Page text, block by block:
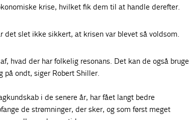
krise, hvilket fik dem til at handle derefter.
slet ikke sikkert, at krisen var blevet så voldsom.
hvad der har folkelig resonans. Det kan de også bruge
på ondt, siger Robert Shiller.
i de senere år, har fået langt bedre
de strømninger, der sker, og som først meget